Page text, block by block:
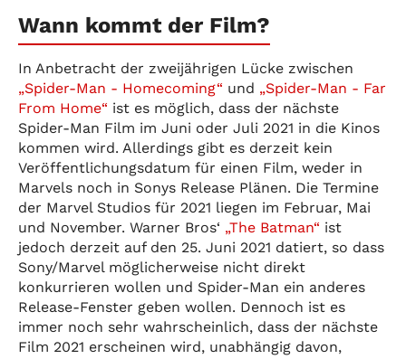
Wann kommt der Film?
In Anbetracht der zweijährigen Lücke zwischen
„Spider-Man - Homecoming“ und „Spider-Man - Far
From Home“ ist es möglich, dass der nächste
Spider-Man Film im Juni oder Juli 2021 in die Kinos
kommen wird. Allerdings gibt es derzeit kein
Veröffentlichungsdatum für einen Film, weder in
Marvels noch in Sonys Release Plänen. Die Termine
der Marvel Studios für 2021 liegen im Februar, Mai
und November. Warner Bros‘ „The Batman“ ist
jedoch derzeit auf den 25. Juni 2021 datiert, so dass
Sony/Marvel möglicherweise nicht direkt
konkurrieren wollen und Spider-Man ein anderes
Release-Fenster geben wollen. Dennoch ist es
immer noch sehr wahrscheinlich, dass der nächste
Film 2021 erscheinen wird, unabhängig davon,